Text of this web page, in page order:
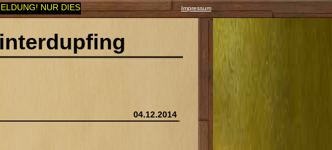
04.12.2014
DIESE WOCHE: 50% Rabatt bei der Wallnerin wegen Umbau! +++
Impressum